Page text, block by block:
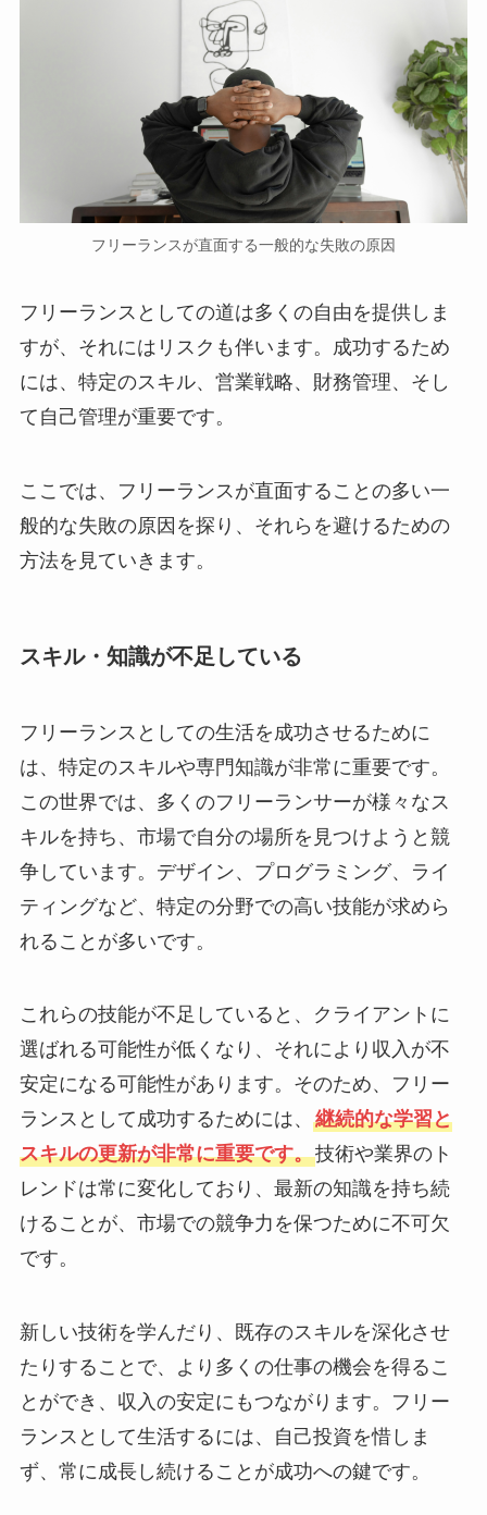
フリーランスが直面する一般的な失敗の原因
フリーランスとしての道は多くの自由を提供しま
すが、それにはリスクも伴います。成功するため
には、特定のスキル、営業戦略、財務管理、そし
て自己管理が重要です。
ここでは、フリーランスが直面することの多い一
般的な失敗の原因を探り、それらを避けるための
方法を見ていきます。
スキル・知識が不足している
フリーランスとしての生活を成功させるために
は、特定のスキルや専門知識が非常に重要です。
この世界では、多くのフリーランサーが様々なス
キルを持ち、市場で自分の場所を見つけようと競
争しています。デザイン、プログラミング、ライ
ティングなど、特定の分野での高い技能が求めら
れることが多いです。
これらの技能が不足していると、クライアントに
選ばれる可能性が低くなり、それにより収入が不
安定になる可能性があります。そのため、フリー
ランスとして成功するためには、 継続的な学習と
スキルの更新が非常に重要です。技術や業界のト
レンドは常に変化しており、最新の知識を持ち続
けることが、市場での競争力を保つために不可欠
です。
新しい技術を学んだり、既存のスキルを深化させ
たりすることで、より多くの仕事の機会を得るこ
とができ、収入の安定にもつながります。フリー
ランスとして生活するには、自己投資を惜しま
ず、常に成長し続けることが成功への鍵です。